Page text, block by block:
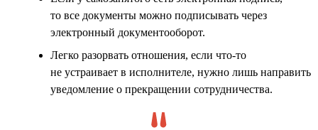
то все документы можно подписывать через
электронный документооборот.
Легко разорвать отношения, если что-то
не устраивает в исполнителе, нужно лишь направить
уведомление о прекращении сотрудничества.